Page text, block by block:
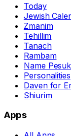
Today
Jewish
Zmanim
Tehillim
Tanach
Rambam
Name
Personalities
Daven for
Shiurim
Apps